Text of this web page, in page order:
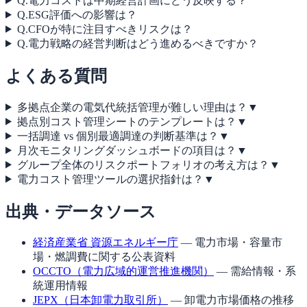
Q.ESG評価への影響は？
Q.CFOが特に注目すべきリスクは？
Q.電力戦略の経営判断はどう進めるべきですか？
よくある質問
多拠点企業の電気代統括管理が難しい理由は？ ▼
拠点別コスト管理シートのテンプレートは？ ▼
一括調達 vs 個別最適調達の判断基準は？ ▼
月次モニタリングダッシュボードの項目は？ ▼
グループ全体のリスクポートフォリオの考え方は？ ▼
電力コスト管理ツールの選択指針は？ ▼
出典・データソース
経済産業省 資源エネルギー庁 — 電力市場・容量市
場・燃調費に関する公表資料
OCCTO（電力広域的運営推進機関）
— 需給情報・系
統運用情報
JEPX（日本卸電力取引所）
— 卸電力市場価格の推移